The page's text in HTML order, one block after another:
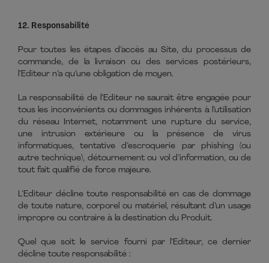
12. Responsabilité
Pour toutes les étapes d’accès au Site, du processus de
commande, de la livraison ou des services postérieurs,
l’Editeur n’a qu’une obligation de moyen.
La responsabilité de l’Editeur ne saurait être engagée pour
tous les inconvénients ou dommages inhérents à l’utilisation
du réseau Internet, notamment une rupture du service,
une intrusion extérieure ou la présence de virus
informatiques, tentative d’escroquerie par phishing (ou
autre technique), détournement ou vol d’information, ou de
tout fait qualifié de force majeure.
L’Editeur décline toute responsabilité en cas de dommage
de toute nature, corporel ou matériel, résultant d’un usage
impropre ou contraire à la destination du Produit.
Quel que soit le service fourni par l’Editeur, ce dernier
décline toute responsabilité :